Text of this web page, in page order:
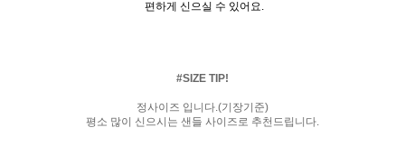
편하게 신으실 수 있어요.
#SIZE TIP!
정사이즈 입니다.(기장기준)
평소 많이 신으시는 샌들 사이즈로 추천드립니다.